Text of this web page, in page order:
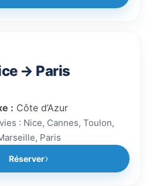
→ Paris
: Côte d’Azur
: Nice, Cannes, Toulon,
Paris
Réserver